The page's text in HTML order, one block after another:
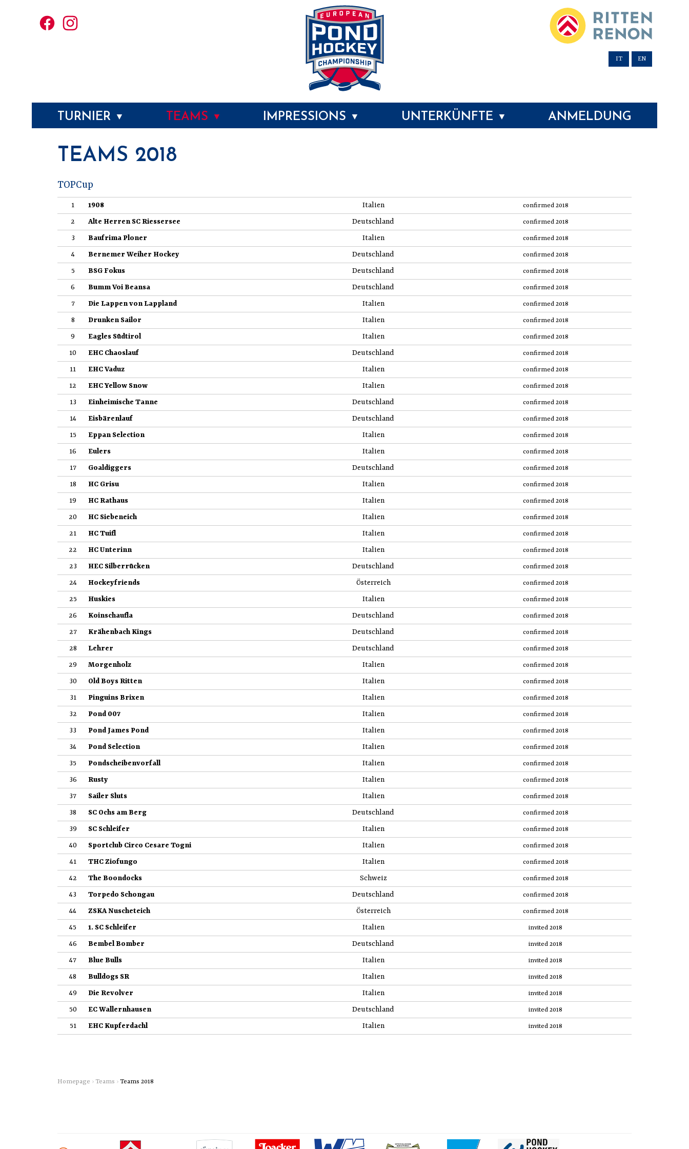
IT EN
TURNIER ▼ TEAMS ▼ IMPRESSIONS ▼ UNTERKÜNFTE ▼ ANMELDUNG
TEAMS 2018
TOPCup
1 1908 Italien confirmed 2018
2 Alte Herren SC Riessersee Deutschland confirmed 2018
3 Baufrima Ploner Italien confirmed 2018
4 Bernemer Weiher Hockey Deutschland confirmed 2018
5 BSG Fokus Deutschland confirmed 2018
6 Bumm Voi Beansa Deutschland confirmed 2018
7 Die Lappen von Lappland Italien confirmed 2018
8 Drunken Sailor Italien confirmed 2018
9 Eagles Südtirol Italien confirmed 2018
10 EHC Chaoslauf Deutschland confirmed 2018
11 EHC Vaduz Italien confirmed 2018
12 EHC Yellow Snow Italien confirmed 2018
13 Einheimische Tanne Deutschland confirmed 2018
14 Eisbärenlauf Deutschland confirmed 2018
15 Eppan Selection Italien confirmed 2018
16 Eulers Italien confirmed 2018
17 Goaldiggers Deutschland confirmed 2018
18 HC Grisu Italien confirmed 2018
19 HC Rathaus Italien confirmed 2018
20 HC Siebeneich Italien confirmed 2018
21 HC Tuifl Italien confirmed 2018
22 HC Unterinn Italien confirmed 2018
23 HEC Silberrücken Deutschland confirmed 2018
24 Hockeyfriends Österreich confirmed 2018
25 Huskies Italien confirmed 2018
26 Koinschaufla Deutschland confirmed 2018
27 Krähenbach Kings Deutschland confirmed 2018
28 Lehrer Deutschland confirmed 2018
29 Morgenholz Italien confirmed 2018
30 Old Boys Ritten Italien confirmed 2018
31 Pinguins Brixen Italien confirmed 2018
32 Pond 007 Italien confirmed 2018
33 Pond James Pond Italien confirmed 2018
34 Pond Selection Italien confirmed 2018
35 Pondscheibenvorfall Italien confirmed 2018
36 Rusty Italien confirmed 2018
37 Sailer Sluts Italien confirmed 2018
38 SC Ochs am Berg Deutschland confirmed 2018
39 SC Schleifer Italien confirmed 2018
40 Sportclub Circo Cesare Togni Italien confirmed 2018
41 THC Ziofungo Italien confirmed 2018
42 The Boondocks Schweiz confirmed 2018
43 Torpedo Schongau Deutschland confirmed 2018
44 ZSKA Nuscheteich Österreich confirmed 2018
45 1. SC Schleifer Italien invited 2018
46 Bembel Bomber Deutschland invited 2018
47 Blue Bulls Italien invited 2018
48 Bulldogs SR Italien invited 2018
49 Die Revolver Italien invited 2018
50 EC Wallernhausen Deutschland invited 2018
51 EHC Kupferdachl Italien invited 2018
Homepage › Teams › Teams 2018